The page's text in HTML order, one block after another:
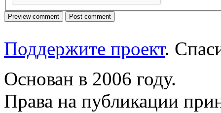
Поддержите проект.
Основан в 2006 году.
Права на публикации